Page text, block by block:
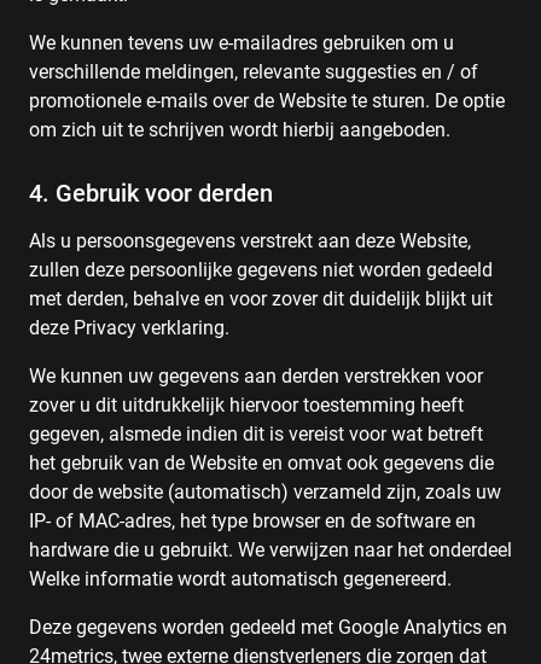
We kunnen tevens uw e-mailadres gebruiken om u
verschillende meldingen, relevante suggesties en / of
promotionele e-mails over de Website te sturen. De optie
om zich uit te schrijven wordt hierbij aangeboden.
4. Gebruik voor derden
Als u persoonsgegevens verstrekt aan deze Website,
zullen deze persoonlijke gegevens niet worden gedeeld
met derden, behalve en voor zover dit duidelijk blijkt uit
deze Privacy verklaring.
We kunnen uw gegevens aan derden verstrekken voor
zover u dit uitdrukkelijk hiervoor toestemming heeft
gegeven, alsmede indien dit is vereist voor wat betreft
het gebruik van de Website en omvat ook gegevens die
door de website (automatisch) verzameld zijn, zoals uw
IP- of MAC-adres, het type browser en de software en
hardware die u gebruikt. We verwijzen naar het onderdeel
Welke informatie wordt automatisch gegenereerd.
Deze gegevens worden gedeeld met Google Analytics en
24metrics, twee externe dienstverleners die zorgen dat